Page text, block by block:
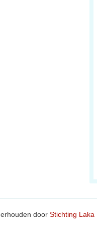
door Stichting Laka